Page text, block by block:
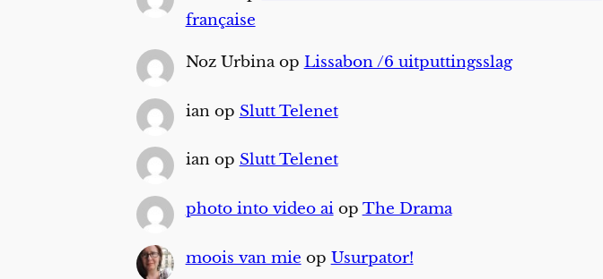
française
Noz Urbinaop Lissabon /6 uitputtingsslag
ianop Slutt Telenet
ianop Slutt Telenet
photo into video aiop The Drama
moois van mie op Usurpator!